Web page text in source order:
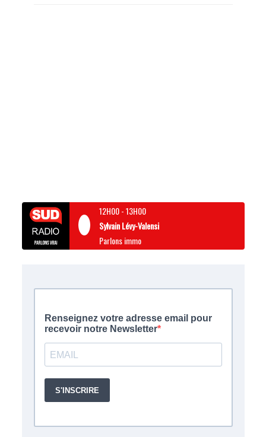
12H00-13H00
Sylvain Lévy-Valensi
Parlons immo